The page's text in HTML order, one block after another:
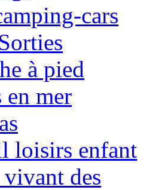
cars
à pied
en mer
loisirs enfant
des